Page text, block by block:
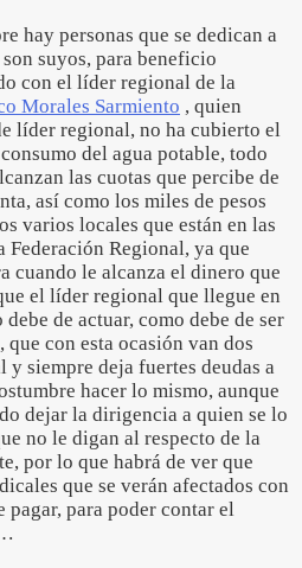
hay personas que se dedican a
suyos, para beneficio
con el líder regional de la
Morales Sarmiento , quien
líder regional, no ha cubierto el
del agua potable, todo
las cuotas que percibe de
así como los miles de pesos
varios locales que están en las
Federación Regional, ya que
cuando le alcanza el dinero que
el líder regional que llegue en
de actuar, como debe de ser
con esta ocasión van dos
y siempre deja fuertes deudas a
hacer lo mismo, aunque
dejar la dirigencia a quien se lo
no le digan al respecto de la
por lo que habrá de ver que
que se verán afectados con
pagar, para poder contar el